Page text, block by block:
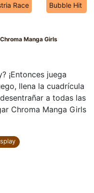
Race Bubble Hit
Chroma Manga Girls
¡Entonces juega
llena la cuadrícula
a todas las
Chroma Manga Girls